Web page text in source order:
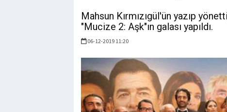
Mahsun Kırmızıgül'ün yazıp
"Mucize 2: Aşk"ın galası yapıldı.
06-12-2019 11:20